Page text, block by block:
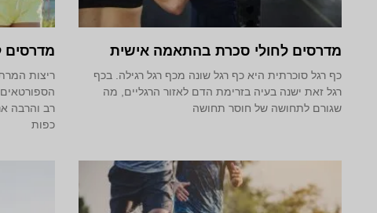
מדרסים לחולי סכרת בהתאמה אישית
כף רגל סוכרתית היא כף רגל שונה מכף רגל רגילה. בכף
רגל זאת ישנה בעיה בזרימת הדם לאזור הרגליים, מה
שגורם לתחושה של חוסר תחושה
מדרסים
ריצות
רב והרבה
כפות